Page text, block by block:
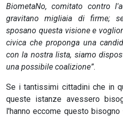
BiometaNo, comitato contro
gravitano migliaia di firme;
sposano questa visione e
civica che proponga una
con la nostra lista, siamo
una possibile coalizione”.
Se i tantissimi cittadini che in
queste istanze avessero
l'hanno eccome questo